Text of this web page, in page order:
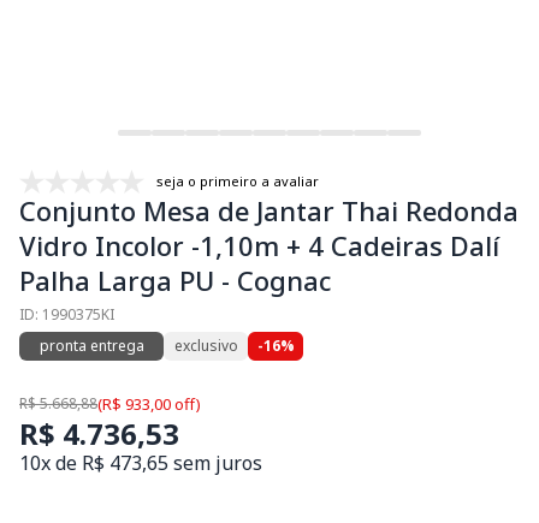
seja o primeiro a avaliar
Conjunto Mesa de Jantar Thai Redonda
Vidro Incolor -1,10m + 4 Cadeiras Dalí
Palha Larga PU - Cognac
ID: 1990375KI
pronta entrega
exclusivo -16%
R$ 5.668,88(R$ 933,00 off)
R$ 4.736,53
10x de R$ 473,65 sem juros